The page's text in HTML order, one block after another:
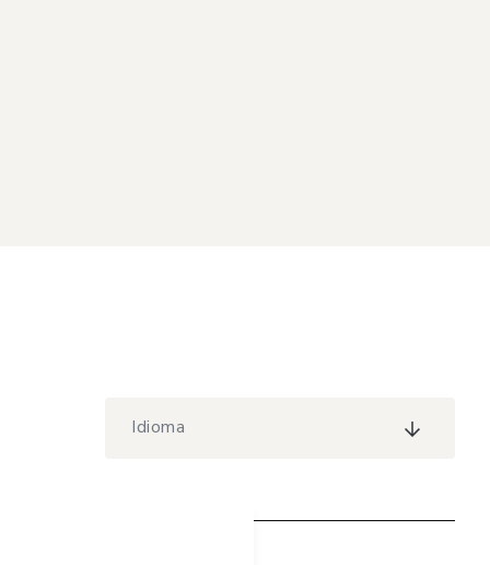
Idioma